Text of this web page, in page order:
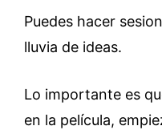
Puedes hacer
lluvia de ideas.
Lo importante es
en la película,